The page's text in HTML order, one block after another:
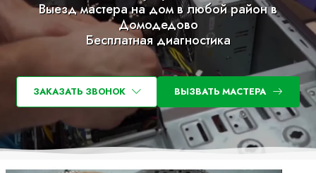
Выезд мастера на дом в любой район в
Домодедово
Бесплатная диагностика
ЗАКАЗАТЬ ЗВОНОК ВЫЗВАТЬ МАСТЕРА